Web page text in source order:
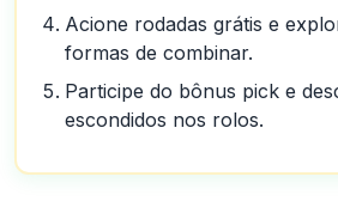
Acione rodadas grátis e
formas de combinar.
Participe do bônus pick e
escondidos nos rolos.